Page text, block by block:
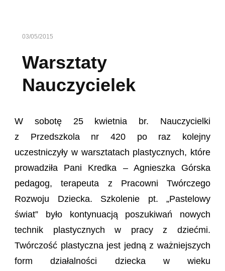
03/05/2015
Warsztaty
Nauczycielek
W sobotę 25 kwietnia br. Nauczycielki
z Przedszkola nr 420 po raz kolejny
uczestniczyły w warsztatach plastycznych, które
prowadziła Pani Kredka – Agnieszka Górska
pedagog, terapeuta z Pracowni Twórczego
Rozwoju Dziecka. Szkolenie pt. „Pastelowy
świat” było kontynuacją poszukiwań nowych
technik plastycznych w pracy z dziećmi.
Twórczość plastyczna jest jedną z ważniejszych
form działalności dziecka w wieku